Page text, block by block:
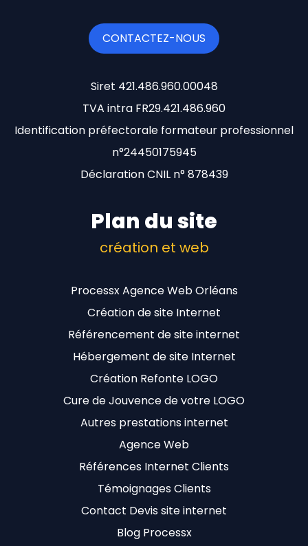
CONTACTEZ-NOUS
Siret 421.486.960.00048
TVA intra FR29.421.486.960
Identification préfectorale formateur professionnel
n°24450175945
Déclaration CNIL n° 878439
Plan du site
création et web
Processx Agence Web Orléans
Création de site Internet
Référencement de site internet
Hébergement de site Internet
Création Refonte LOGO
Cure de Jouvence de votre LOGO
Autres prestations internet
Agence Web
Références Internet Clients
Témoignages Clients
Contact Devis site internet
Blog Processx